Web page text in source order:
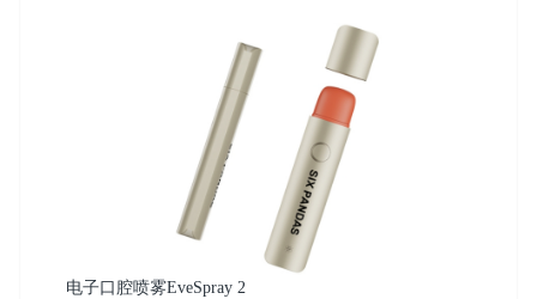
电子口腔喷雾EveSpray 2